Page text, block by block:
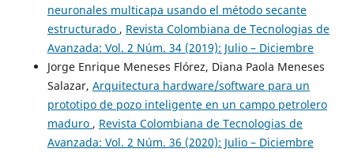
neuronales multicapa usando el método secante
estructurado , Revista Colombiana de Tecnologias de
Avanzada: Vol. 2 Núm. 34 (2019): Julio – Diciembre
Jorge Enrique Meneses Flórez, Diana Paola Meneses
Salazar, Arquitectura hardware/software para un
prototipo de pozo inteligente en un campo petrolero
maduro , Revista Colombiana de Tecnologias de
Avanzada: Vol. 2 Núm. 36 (2020): Julio – Diciembre